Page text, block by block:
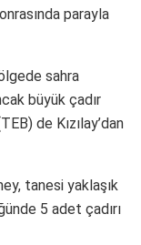
parayla
sahra
büyük çadır
de Kızılay’dan
tanesi yaklaşık
5 adet çadırı